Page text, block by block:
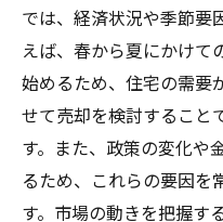
では、経済状況や季節要
えば、春から夏にかけて
始めるため、住宅の需要
せて売却を検討すること
す。また、政策の変化や
るため、これらの要因を
す。市場の動きを把握す